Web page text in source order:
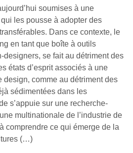
soumises à une
les pousse à adopter des
Dans ce contexte, le
en tant que boîte à outils
se fait au détriment des
états d’esprit associés à une
design, comme au détriment des
sédimentées dans les
s’appuie sur une recherche-
multinationale de l’industrie de
comprendre ce qui émerge de la
(…)